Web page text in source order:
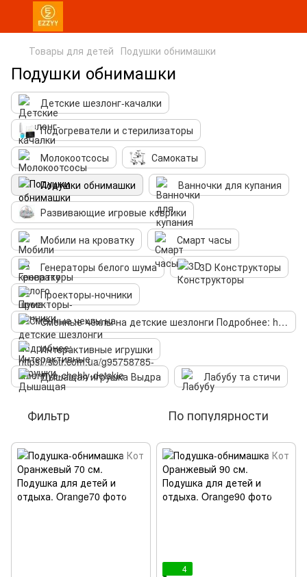
Товары для детей Подушки обнимашки
Подушки обнимашки
Детские шезлонг-качалки
Подогреватели и стерилизаторы
Молокоотсосы
Самокаты
Подушки обнимашки
Ванночки для купания
Развивающие игровые коврики
Мобили на кроватку
Смарт часы
Генераторы белого шума
3D Конструкторы
Проекторы-ночники
Сменные чехлы на детские шезлонги Подробнее: https://sbtr.com.ua/g95758785-smennye-chehly-detskie
Интерактивные игрушки
Дышащая игрушка Выдра
Лабубу та стичи
Фильтр По популярности
4